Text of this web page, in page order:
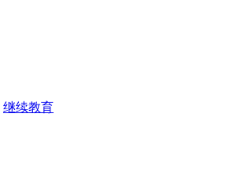
继续教育